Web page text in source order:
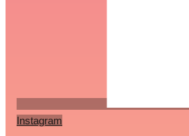
Instagram